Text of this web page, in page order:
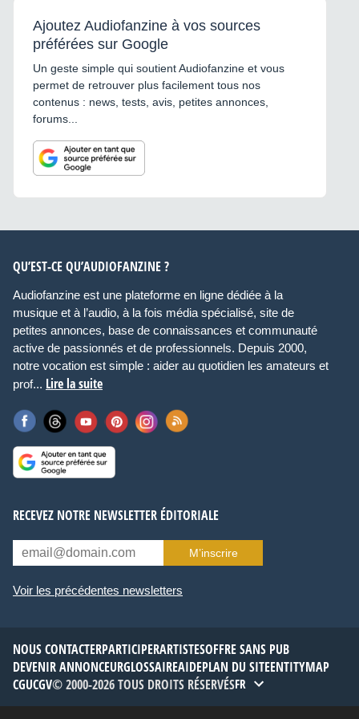
Ajoutez Audiofanzine à vos sources
préférées sur Google
Un geste simple qui soutient Audiofanzine et vous
permet de retrouver plus facilement tous nos
contenus : news, tests, avis, petites annonces,
forums...
QU’EST-CE QU’AUDIOFANZINE ?
Audiofanzine est une plateforme en ligne dédiée à la
musique et à l’audio, à la fois média spécialisé, site de
petites annonces, base de connaissances et communauté
active de passionnés et de professionnels. Depuis 2000,
notre vocation est simple : aider au quotidien les amateurs et
prof... Lire la suite
RECEVEZ NOTRE NEWSLETTER ÉDITORIALE
M’inscrire
Voir les précédentes newsletters
NOUS CONTACTERPARTICIPERARTISTESOFFRE SANS PUB
DEVENIR ANNONCEURGLOSSAIREAIDEPLAN DU SITEENTITYMAP
CGUCGV© 2000-2026 TOUS DROITS RÉSERVÉSFR